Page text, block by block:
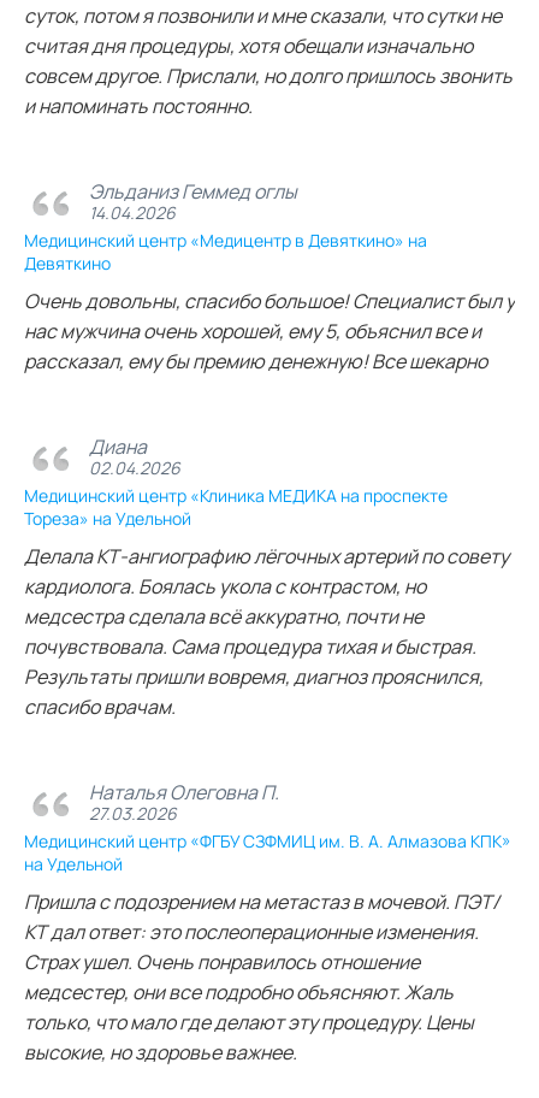
суток, потом я позвонили и мне сказали, что сутки не
считая дня процедуры, хотя обещали изначально
совсем другое. Прислали, но долго пришлось звонить
и напоминать постоянно.
Эльданиз Геммед оглы
14.04.2026
Медицинский центр «Медицентр в Девяткино» на
Девяткино
Очень довольны, спасибо большое! Специалист был у
нас мужчина очень хорошей, ему 5, объяснил все и
рассказал, ему бы премию денежную! Все шекарно
Диана
02.04.2026
Медицинский центр «Клиника МЕДИКА на проспекте
Тореза» на Удельной
Делала КТ‑ангиографию лёгочных артерий по совету
кардиолога. Боялась укола с контрастом, но
медсестра сделала всё аккуратно, почти не
почувствовала. Сама процедура тихая и быстрая.
Результаты пришли вовремя, диагноз прояснился,
спасибо врачам.
Наталья Олеговна П.
27.03.2026
Медицинский центр «ФГБУ СЗФМИЦ им. В. А. Алмазова КПК»
на Удельной
Пришла с подозрением на метастаз в мочевой. ПЭТ/
КТ дал ответ: это послеоперационные изменения.
Страх ушел. Очень понравилось отношение
медсестер, они все подробно объясняют. Жаль
только, что мало где делают эту процедуру. Цены
высокие, но здоровье важнее.